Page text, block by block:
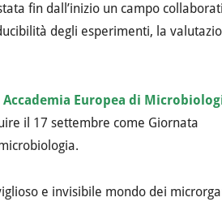
fin dall’inizio un campo
degli esperimenti, la
Accademia Europea di
il 17 settembre come Giornata
e invisibile mondo dei